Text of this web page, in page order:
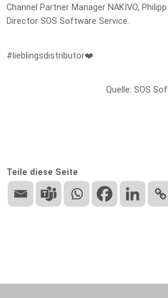
Channel Partner Manager NAKIVO,
Director SOS Software Service.
#lieblingsdistributor❤️
Quelle: SOS
Teile diese Seite